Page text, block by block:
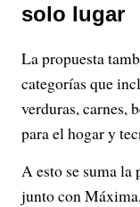
solo lugar
La propuesta
categorías que
verduras, carnes,
para el hogar y
A esto se suma la
junto con